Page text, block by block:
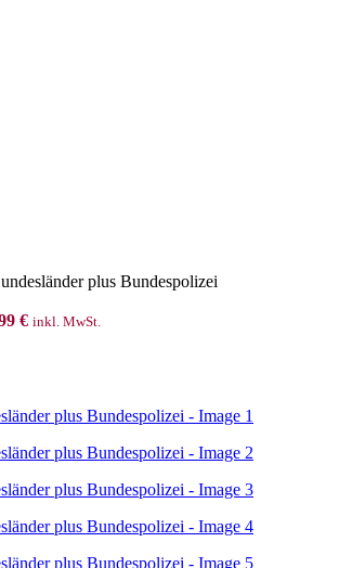
plus Bundespolizei
€ inkl. MwSt.